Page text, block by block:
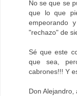
No se que se
que lo que
empeorando
"rechazo" de
Sé que este
que sea,
cabrones!!! Y
Don Alejandro,